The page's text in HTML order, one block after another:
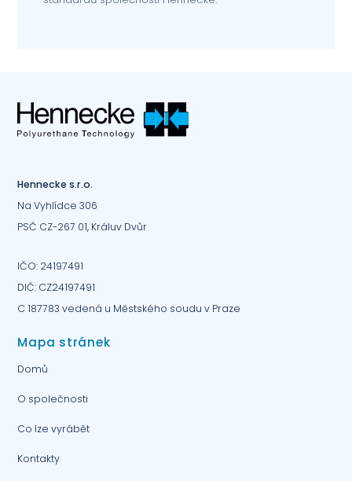
Hennecke s.r.o.
Na Vyhlídce 306
PSČ CZ-267 01, Králuv Dvůr
IČO: 24197491
DIČ: CZ24197491
C 187783 vedená u Městského soudu v Praze
Mapa stránek
Domů
O společnosti
Co lze vyrábět
Kontakty